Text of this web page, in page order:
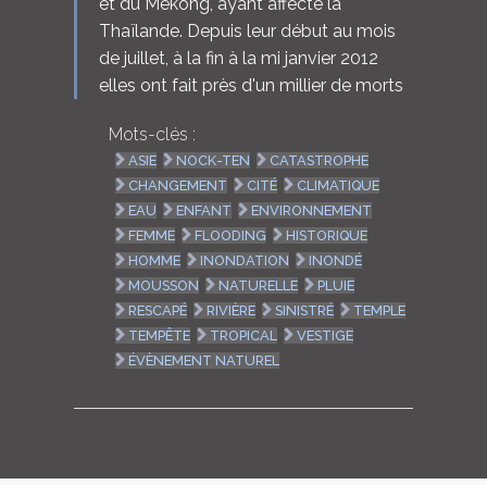
et du Mékong, ayant affecté la
Thaïlande. Depuis leur début au mois
de juillet, à la fin à la mi janvier 2012
elles ont fait près d'un millier de morts
Mots-clés :
ASIE NOCK-TEN
CATASTROPHE
CHANGEMENT
CITÉ
CLIMATIQUE
EAU
ENFANT
ENVIRONNEMENT
FEMME
FLOODING
HISTORIQUE
HOMME
INONDATION
INONDÉ
MOUSSON
NATURELLE
PLUIE
RESCAPÉ
RIVIÈRE SINISTRÉ
TEMPLE
TEMPÊTE
TROPICAL
VESTIGE
ÉVÈNEMENT NATUREL